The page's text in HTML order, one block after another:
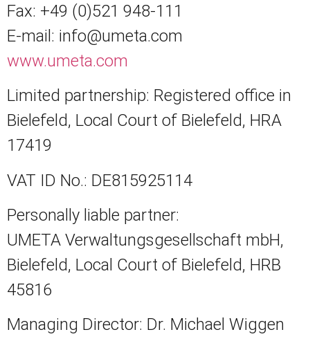
Fax: +49 (0)521 948-111
E-mail: info@umeta.com
www.umeta.com
Limited partnership: Registered office in
Bielefeld, Local Court of Bielefeld, HRA
17419
VAT ID No.: DE815925114
Personally liable partner:
UMETA Verwaltungsgesellschaft mbH,
Bielefeld, Local Court of Bielefeld, HRB
45816
Managing Director: Dr. Michael Wiggen